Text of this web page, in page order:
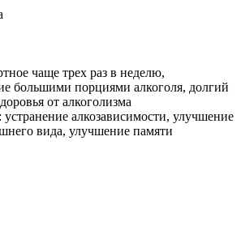
чаще трех раз в неделю,
большими порциями алкоголя, долгий
от алкоголизма
алкозависимости, улучшение
вида, улучшение памяти